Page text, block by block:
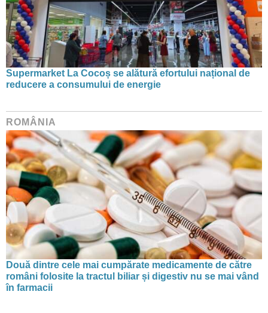
Supermarket La Cocoș se alătură efortului național de
reducere a consumului de energie
ROMÂNIA
Două dintre cele mai cumpărate medicamente de către
români folosite la tractul biliar și digestiv nu se mai vând
în farmacii